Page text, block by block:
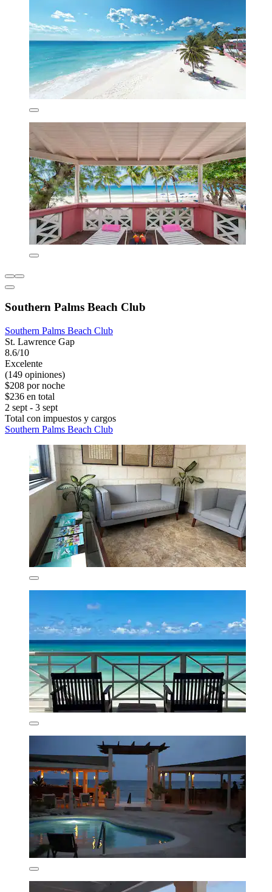
Southern Palms Beach Club
Southern Palms Beach Club
St. Lawrence Gap
8.6/10
Excelente
(149 opiniones)
$208 por noche
$236 en total
2 sept - 3 sept
Total con impuestos y cargos
Southern Palms Beach Club